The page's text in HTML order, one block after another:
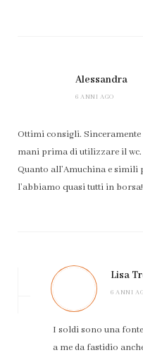
Alessandra
6 ANNI AGO
Ottimi consigli. Sinceramente
mani prima di utilizzare il
Quanto all’Amuchina e simili
l’abbiamo quasi tutti in
Lisa
6 ANNI
I soldi sono una
a me da fastidio